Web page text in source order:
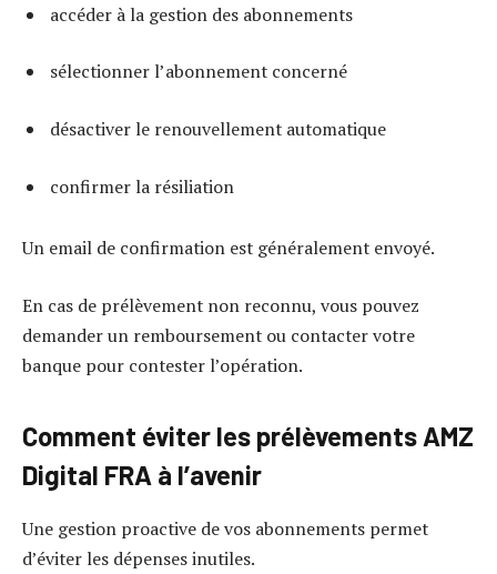
accéder à la gestion des abonnements
sélectionner l’abonnement concerné
désactiver le renouvellement automatique
confirmer la résiliation
Un email de confirmation est généralement envoyé.
En cas de prélèvement non reconnu, vous pouvez
demander un remboursement ou contacter votre
banque pour contester l’opération.
Comment éviter les prélèvements AMZ
Digital FRA à l’avenir
Une gestion proactive de vos abonnements permet
d’éviter les dépenses inutiles.